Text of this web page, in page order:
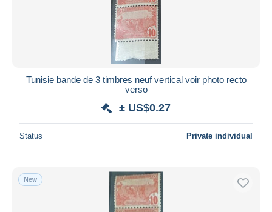
Tunisie bande de 3 timbres neuf vertical voir photo recto
verso
± US$0.27
Status Private individual
New